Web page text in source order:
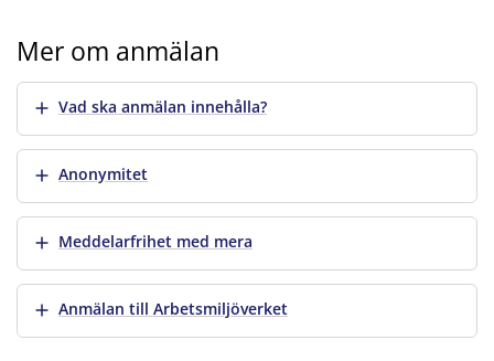
Mer om anmälan
Visa merVad ska anmälan innehålla?
Visa merAnonymitet
Visa merMeddelarfrihet med mera
Visa merAnmälan till Arbetsmiljöverket